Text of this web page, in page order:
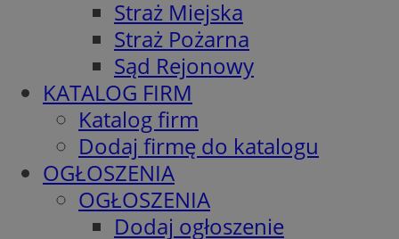
Straż Miejska
Straż Pożarna
Sąd Rejonowy
KATALOG FIRM
Katalog firm
Dodaj firmę do katalogu
OGŁOSZENIA
OGŁOSZENIA
Dodaj ogłoszenie